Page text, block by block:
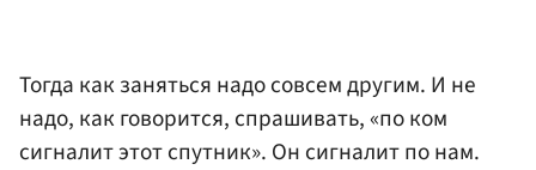
Тогда как заняться надо совсем другим. И не
надо, как говорится, спрашивать, «по ком
сигналит этот спутник». Он сигналит по нам.